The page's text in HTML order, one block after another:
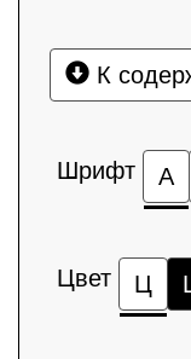
К
Шрифт А
Цвет Ц